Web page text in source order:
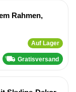
Rahmen,
Auf Lager
Gratisversand